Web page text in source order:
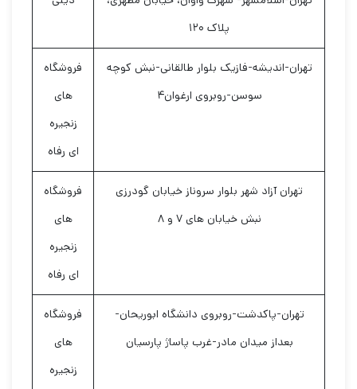
پلاک ۱۲۰
تهران-اندیشه-فازیک بلوار طالقانی-نبش کوچه
سوسن-روبروی ارغوان۴
فروشگاه
های
زنجیره
ای رفاه
تهران آزاد شهر بلوار سروناز خیابان گودرزی
نبش خیابان های ۷ و ۸
فروشگاه
های
زنجیره
ای رفاه
تهران-پاکدشت-روبروی دانشگاه ابوریحان-
بعداز میدان مادر-غرب پاساژ پارسیان
فروشگاه
های
زنجیره